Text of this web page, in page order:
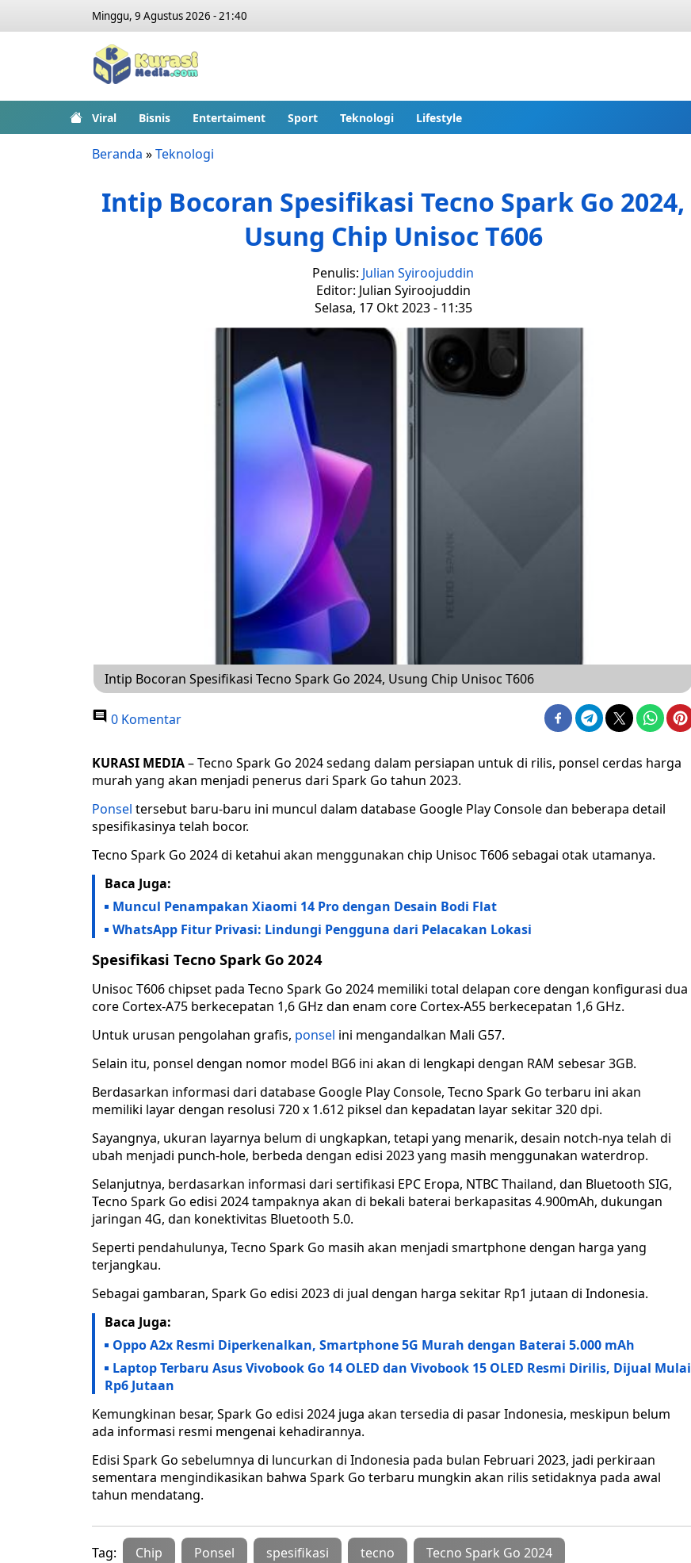
Minggu, 9 Agustus 2026 - 21:40
Viral Bisnis Entertaiment Sport Teknologi Lifestyle
Beranda »Teknologi
Intip Bocoran Spesifikasi Tecno Spark Go 2024,
Usung Chip Unisoc T606
Penulis: Julian Syiroojuddin
Editor: Julian Syiroojuddin
Selasa, 17 Okt 2023 - 11:35
Intip Bocoran Spesifikasi Tecno Spark Go 2024, Usung Chip Unisoc T606
0 Komentar
KURASI MEDIA– Tecno Spark Go 2024 sedang dalam persiapan untuk di rilis, ponsel cerdas harga
murah yang akan menjadi penerus dari Spark Go tahun 2023.
Ponsel tersebut baru-baru ini muncul dalam database Google Play Console dan beberapa detail
spesifikasinya telah bocor.
Tecno Spark Go 2024 di ketahui akan menggunakan chip Unisoc T606 sebagai otak utamanya.
Baca Juga:
Muncul Penampakan Xiaomi 14 Pro dengan Desain Bodi Flat
WhatsApp Fitur Privasi: Lindungi Pengguna dari Pelacakan Lokasi
Spesifikasi Tecno Spark Go 2024
Unisoc T606 chipset pada Tecno Spark Go 2024 memiliki total delapan core dengan konfigurasi dua
core Cortex-A75 berkecepatan 1,6 GHz dan enam core Cortex-A55 berkecepatan 1,6 GHz.
Untuk urusan pengolahan grafis, ponsel ini mengandalkan Mali G57.
Selain itu, ponsel dengan nomor model BG6 ini akan di lengkapi dengan RAM sebesar 3GB.
Berdasarkan informasi dari database Google Play Console, Tecno Spark Go terbaru ini akan
memiliki layar dengan resolusi 720 x 1.612 piksel dan kepadatan layar sekitar 320 dpi.
Sayangnya, ukuran layarnya belum di ungkapkan, tetapi yang menarik, desain notch-nya telah di
ubah menjadi punch-hole, berbeda dengan edisi 2023 yang masih menggunakan waterdrop.
Selanjutnya, berdasarkan informasi dari sertifikasi EPC Eropa, NTBC Thailand, dan Bluetooth SIG,
Tecno Spark Go edisi 2024 tampaknya akan di bekali baterai berkapasitas 4.900mAh, dukungan
jaringan 4G, dan konektivitas Bluetooth 5.0.
Seperti pendahulunya, Tecno Spark Go masih akan menjadi smartphone dengan harga yang
terjangkau.
Sebagai gambaran, Spark Go edisi 2023 di jual dengan harga sekitar Rp1 jutaan di Indonesia.
Baca Juga:
Oppo A2x Resmi Diperkenalkan, Smartphone 5G Murah dengan Baterai 5.000 mAh
Laptop Terbaru Asus Vivobook Go 14 OLED dan Vivobook 15 OLED Resmi Dirilis, Dijual Mulai
Rp6 Jutaan
Kemungkinan besar, Spark Go edisi 2024 juga akan tersedia di pasar Indonesia, meskipun belum
ada informasi resmi mengenai kehadirannya.
Edisi Spark Go sebelumnya di luncurkan di Indonesia pada bulan Februari 2023, jadi perkiraan
sementara mengindikasikan bahwa Spark Go terbaru mungkin akan rilis setidaknya pada awal
tahun mendatang.
Tag: Chip Ponsel spesifikasi tecno Tecno Spark Go 2024